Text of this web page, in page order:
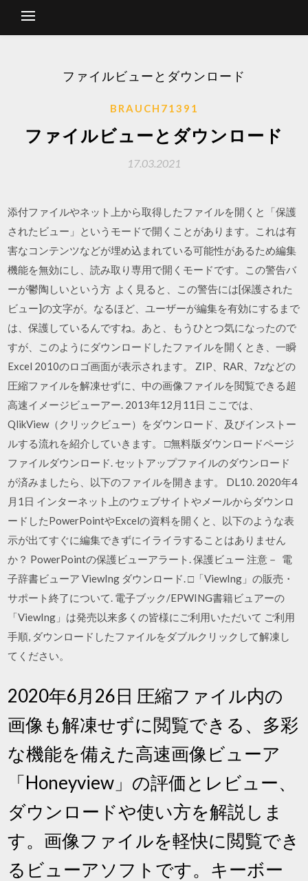
ファイルビューとダウンロード
BRAUCH71391
ファイルビューとダウンロード
17.03.2021
添付ファイルやネット上から取得したファイルを開くと「保護
されたビュー」というモードで開くことがあります。これは有
害なコンテンツなどが埋め込まれている可能性があるため編集
機能を無効にし、読み取り専用で開くモードです。この警告バ
ーが鬱陶しいという方 よく見ると、この警告には[保護された
ビュー]の文字が。なるほど、ユーザーが編集を有効にするまで
は、保護しているんですね。あと、もうひとつ気になったので
すが、このようにダウンロードしたファイルを開くとき、一瞬
Excel 2010のロゴ画面が表示されます。 ZIP、RAR、7zなどの
圧縮ファイルを解凍せずに、中の画像ファイルを閲覧できる超
高速イメージビューアー. 2013年12月11日 ここでは、
QlikView（クリックビュー）をダウンロード、及びインストー
ルする流れを紹介していきます。 □無料版ダウンロードページ
ファイルダウンロード. セットアップファイルのダウンロード
が済みましたら、以下のファイルを開きます。 DL10. 2020年4
月1日 インターネット上のウェブサイトやメールからダウンロ
ードしたPowerPointやExcelの資料を開くと、以下のような表
示が出てすぐに編集できずにイライラすることはありません
か？ PowerPointの保護ビューアラート. 保護ビュー 注意－ 電
子辞書ビューア ViewIng ダウンロード. □「ViewIng」の販売・
サポート終了について. 電子ブック/EPWING書籍ビュアーの
「ViewIng」は発売以来多くの皆様にご利用いただいて ご利用
手順, ダウンロードしたファイルをダブルクリックして解凍し
てください。
2020年6月26日 圧縮ファイル内の
画像も解凍せずに閲覧できる、多彩
な機能を備えた高速画像ビューア
「Honeyview」の評価とレビュー、
ダウンロードや使い方を解説しま
す。画像ファイルを軽快に閲覧でき
るビューアソフトです。キーボー